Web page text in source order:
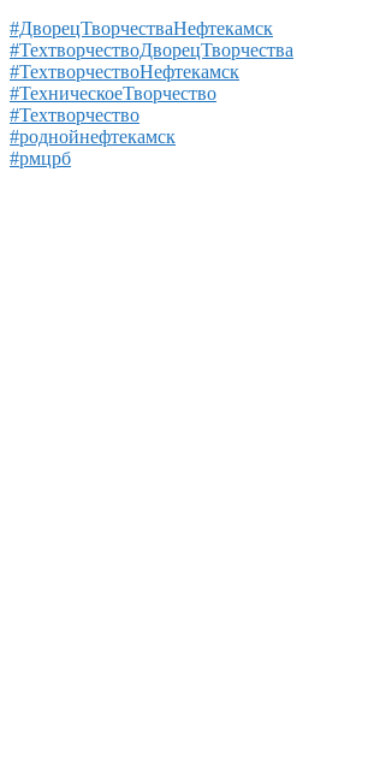
#ДворецТворчестваНефтекамск
#ТехтворчествоДворецТворчества
#ТехтворчествоНефтекамск
#ТехническоеТворчество
#Техтворчество
#роднойнефтекамск
#рмцрб